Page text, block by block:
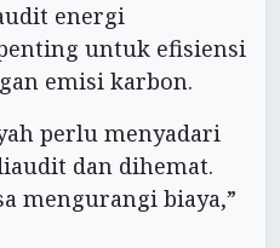
energi
untuk efisiensi
emisi karbon.
perlu menyadari
dan dihemat.
mengurangi biaya,”